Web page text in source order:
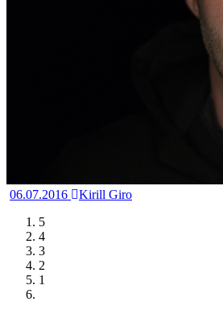
06.07.2016
Kirill Giro
5
4
3
2
1